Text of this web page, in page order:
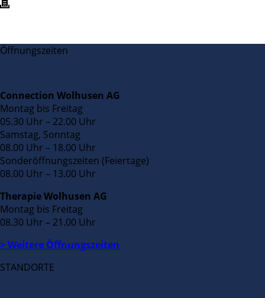
Öffnungszeiten
Connection Wolhusen AG
Montag bis Freitag
05.30 Uhr – 22.00 Uhr
Samstag, Sonntag
08.00 Uhr – 18.00 Uhr
Sonderöffnungszeiten (Feiertage)
08.00 Uhr – 13.00 Uhr
Therapie Wolhusen AG
Montag bis Freitag
08.30 Uhr – 21.00 Uhr
> Weitere Öffnungszeiten
STANDORTE